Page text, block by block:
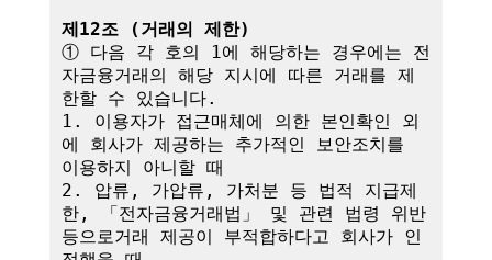
제12조 (거래의 제한)
① 다음 각 호의 1에 해당하는 경우에는 전
자금융거래의 해당 지시에 따른 거래를 제
한할 수 있습니다.
1. 이용자가 접근매체에 의한 본인확인 외
에 회사가 제공하는 추가적인 보안조치를
이용하지 아니할 때
2. 압류, 가압류, 가처분 등 법적 지급제
한, 「전자금융거래법」 및 관련 법령 위반
등으로거래 제공이 부적합하다고 회사가 인